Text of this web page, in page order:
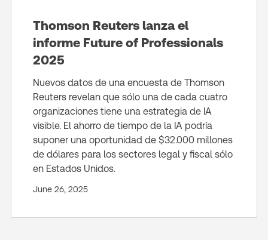
Thomson Reuters lanza el
informe Future of Professionals
2025
Nuevos datos de una encuesta de Thomson
Reuters revelan que sólo una de cada cuatro
organizaciones tiene una estrategia de IA
visible. El ahorro de tiempo de la IA podría
suponer una oportunidad de $32.000 millones
de dólares para los sectores legal y fiscal sólo
en Estados Unidos.
June 26, 2025